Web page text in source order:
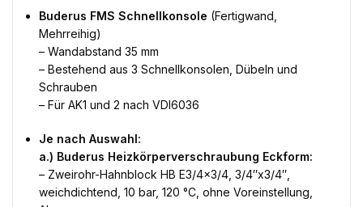
Buderus FMS Schnellkonsole (Fertigwand,
Mehrreihig)
– Wandabstand 35 mm
– Bestehend aus 3 Schnellkonsolen, Dübeln und
Schrauben
– Für AK1 und 2 nach VDI6036
Je nach Auswahl:
a.) Buderus Heizkörperverschraubung Eckform:
– Zweirohr-Hahnblock HB E3/4×3/4, 3/4″x3/4″,
weichdichtend, 10 bar, 120 °C, ohne Voreinstellung,